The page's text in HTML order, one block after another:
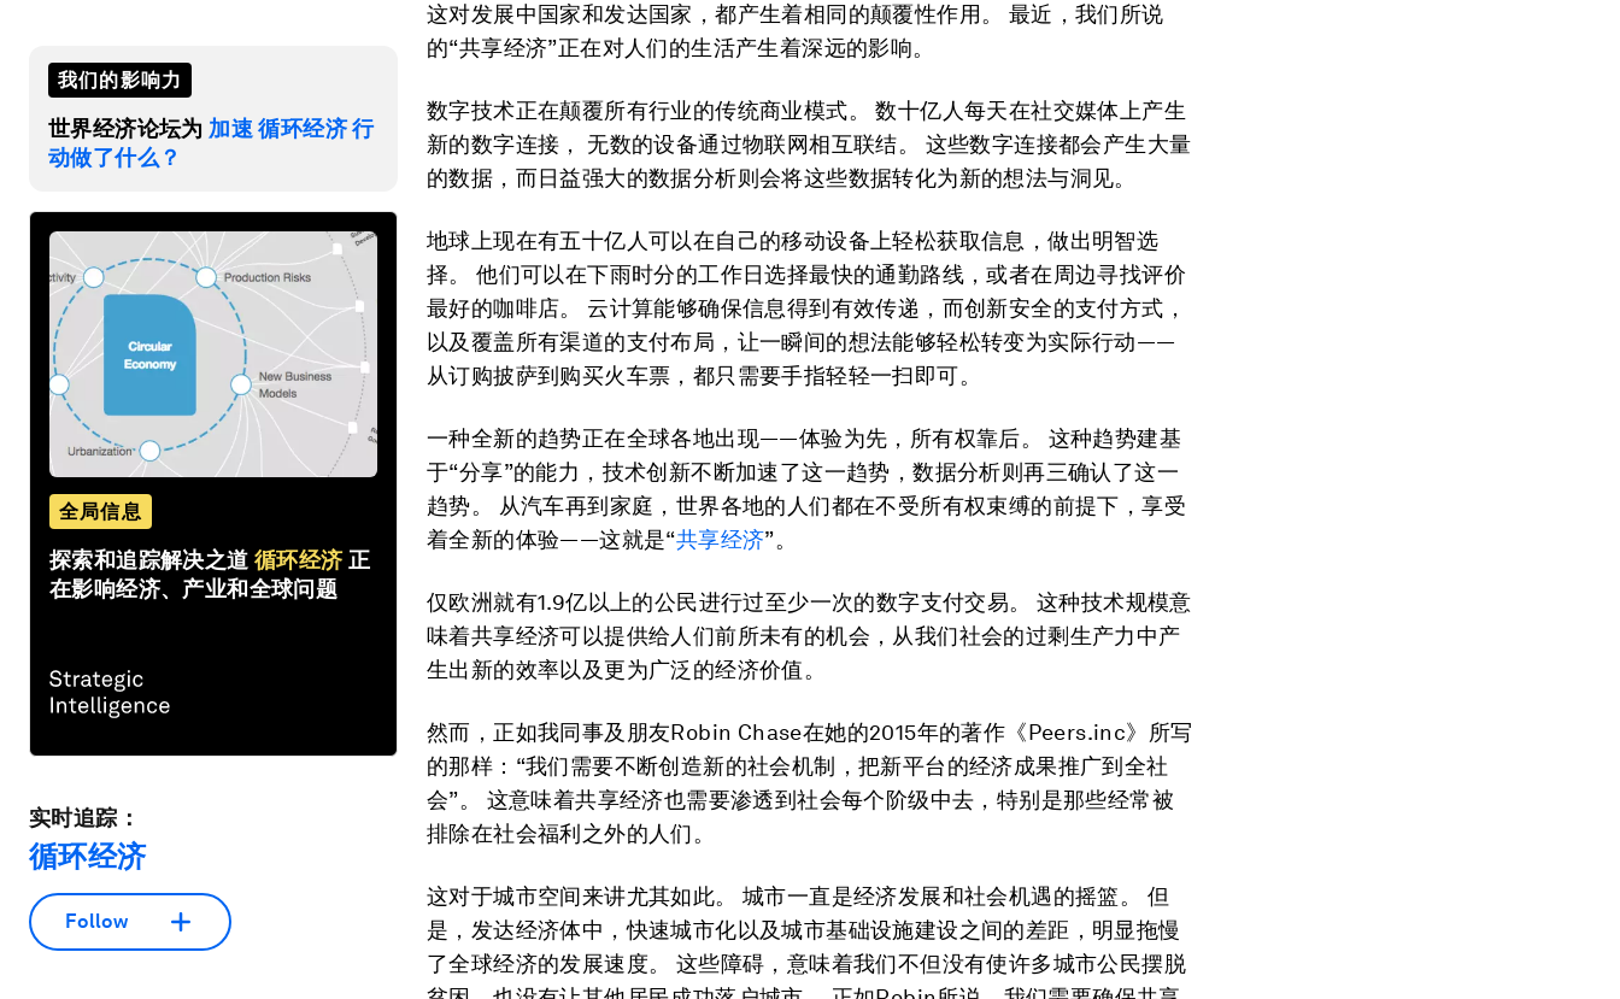
我们的影响力
世界经济论坛为 加速 循环经济 行
动做了什么？
全局信息
探索和追踪解决之道 循环经济 正
在影响经济、产业和全球问题
实时追踪：
循环经济
Follow
这对发展中国家和发达国家，都产生着相同的颠覆性作用。 最近，我们所说
的“共享经济”正在对人们的生活产生着深远的影响。
数字技术正在颠覆所有行业的传统商业模式。 数十亿人每天在社交媒体上产生
新的数字连接， 无数的设备通过物联网相互联结。 这些数字连接都会产生大量
的数据，而日益强大的数据分析则会将这些数据转化为新的想法与洞见。
地球上现在有五十亿人可以在自己的移动设备上轻松获取信息，做出明智选
择。 他们可以在下雨时分的工作日选择最快的通勤路线，或者在周边寻找评价
最好的咖啡店。 云计算能够确保信息得到有效传递，而创新安全的支付方式，
以及覆盖所有渠道的支付布局，让一瞬间的想法能够轻松转变为实际行动——
从订购披萨到购买火车票，都只需要手指轻轻一扫即可。
一种全新的趋势正在全球各地出现——体验为先，所有权靠后。 这种趋势建基
于“分享”的能力，技术创新不断加速了这一趋势，数据分析则再三确认了这一
趋势。 从汽车再到家庭，世界各地的人们都在不受所有权束缚的前提下，享受
着全新的体验——这就是“共享经济”。
仅欧洲就有1.9亿以上的公民进行过至少一次的数字支付交易。 这种技术规模意
味着共享经济可以提供给人们前所未有的机会，从我们社会的过剩生产力中产
生出新的效率以及更为广泛的经济价值。
然而，正如我同事及朋友Robin Chase在她的2015年的著作《Peers.inc》所写
的那样：“我们需要不断创造新的社会机制，把新平台的经济成果推广到全社
会”。 这意味着共享经济也需要渗透到社会每个阶级中去，特别是那些经常被
排除在社会福利之外的人们。
这对于城市空间来讲尤其如此。 城市一直是经济发展和社会机遇的摇篮。 但
是，发达经济体中，快速城市化以及城市基础设施建设之间的差距，明显拖慢
了全球经济的发展速度。 这些障碍，意味着我们不但没有使许多城市公民摆脱